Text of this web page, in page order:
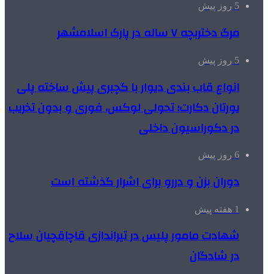
5 روز پیش
مرگ دختربچه ۷ ساله در پارک اسلامشهر
5 روز پیش
انواع قاب بندی دیوار با گچبری پیش ساخته پلی
یورتان دکارت؛ تحولی لوکس، فوری و بدون تخریب
در دکوراسیون داخلی
6 روز پیش
دوران بزن و دررو برای اشرار گذشته است
1 هفته پیش
شهادت مامور پلیس در تیراندازی قاچاقچیان سلاح
در شادگان